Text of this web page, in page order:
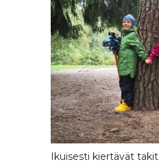
Ikuisesti kiertävät takit